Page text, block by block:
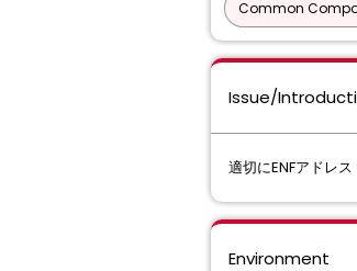
Common
Issue/
適切にENFアドレ
Environment